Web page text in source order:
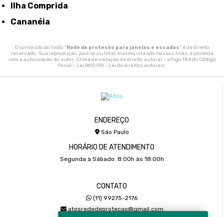
Ilha Comprida
Cananéia
O conteúdo do texto "Rede de proteção para janelas e escadas" é de direito
reservado. Sua reprodução, parcial ou total, mesmo citando nossos links, é proibida
sem a autorização do autor. Crime de violação de direito autoral – artigo 184 do Código
Penal – Lei 9610/98 - Lei de direitos autorais.
ENDEREÇO
São Paulo
HORÁRIO DE ATENDIMENTO
Segunda à Sábado: 8:00h às 18:00h
CONTATO
(11) 99275-2176
atosrededeprotecao@gmail.com